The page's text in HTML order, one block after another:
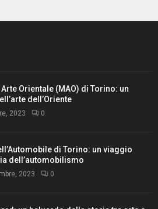
Orientale (MAO) di Torino: un
dell’Oriente
2023 0
di Torino: un viaggio
dell’automobilismo
2023 0